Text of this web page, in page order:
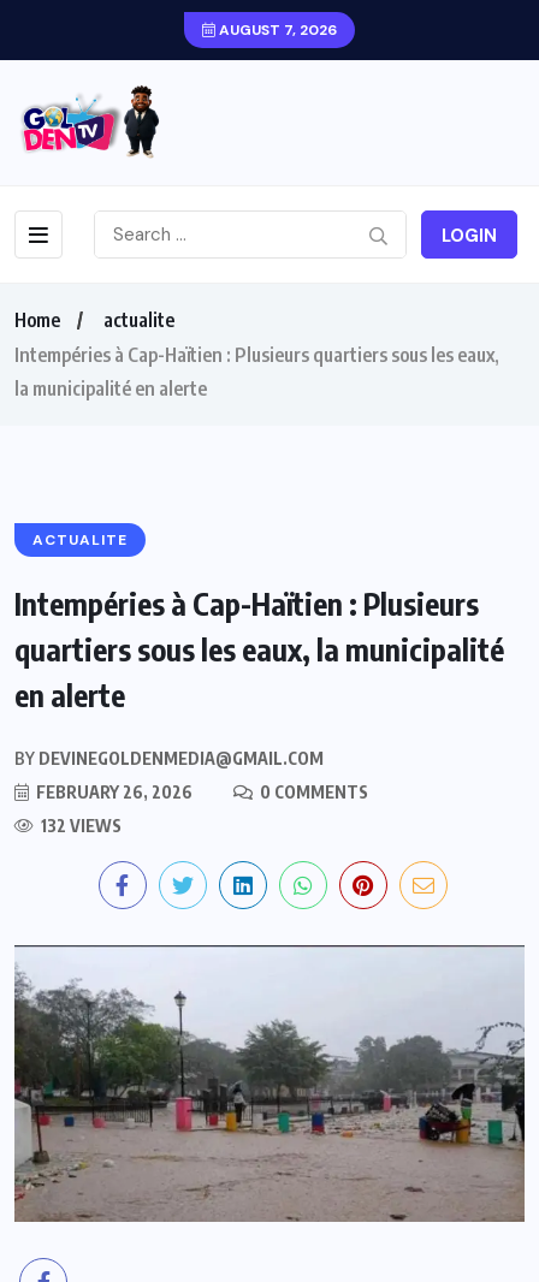
AUGUST 7, 2026
LOGIN
Home
actualite
Intempéries à Cap-Haïtien : Plusieurs quartiers sous les eaux,
la municipalité en alerte
ACTUALITE
Intempéries à Cap-Haïtien : Plusieurs
quartiers sous les eaux, la municipalité
en alerte
BY DEVINEGOLDENMEDIA@GMAIL.COM
FEBRUARY 26, 2026
0 COMMENTS
132 VIEWS